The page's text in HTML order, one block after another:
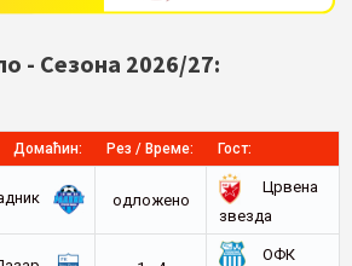
- Сезона 2026/27:
Домаћин: Рез / Време: Гост:
oдложено
Црвена
звезда
ОФК